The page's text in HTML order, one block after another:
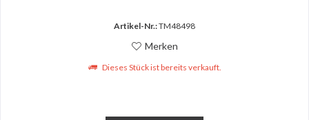
Artikel-Nr.:TM48498
Merken
Dieses Stück ist bereits verkauft.